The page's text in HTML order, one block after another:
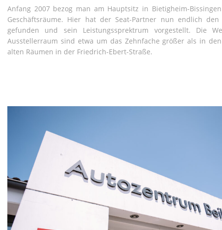
Anfang 2007 bezog man am Hauptsitz in Bietigheim-
Geschäftsräume. Hier hat der Seat-Partner nun endlich den
gefunden und sein Leistungssprektrum vorgestellt. Die
Ausstellerraum sind etwa um das Zehnfache größer als in
alten Räumen in der Friedrich-Ebert-Straße.